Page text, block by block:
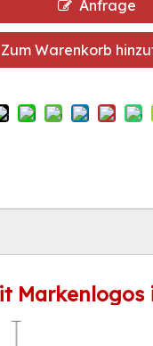
Anfrage
Zum Warenkorb
Markenlogos